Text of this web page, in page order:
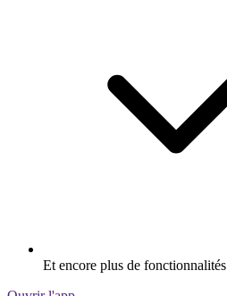
Et encore plus de fonctionnalités